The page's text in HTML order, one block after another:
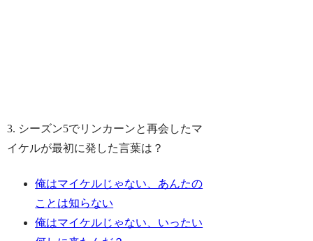
3. シーズン5でリンカーンと再会したマ
イケルが最初に発した言葉は？
俺はマイケルじゃない、あんたの
ことは知らない
俺はマイケルじゃない、いったい